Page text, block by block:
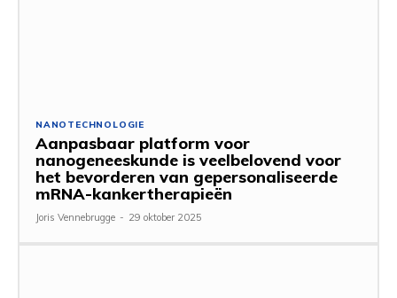
NANOTECHNOLOGIE
Aanpasbaar platform voor
nanogeneeskunde is veelbelovend voor
het bevorderen van gepersonaliseerde
mRNA-kankertherapieën
Joris Vennebrugge - 29 oktober 2025